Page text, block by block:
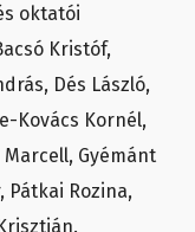
oktatói
Kristóf,
Dés László,
Kovács Kornél,
Marcell, Gyémánt
Pátkai Rozina,